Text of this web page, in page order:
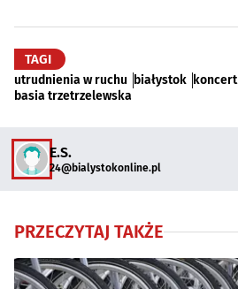
TAGI
utrudnienia w ruchu białystok koncert
basia trzetrzelewska
E.S.
24@bialystokonline.pl
PRZECZYTAJ TAKŻE